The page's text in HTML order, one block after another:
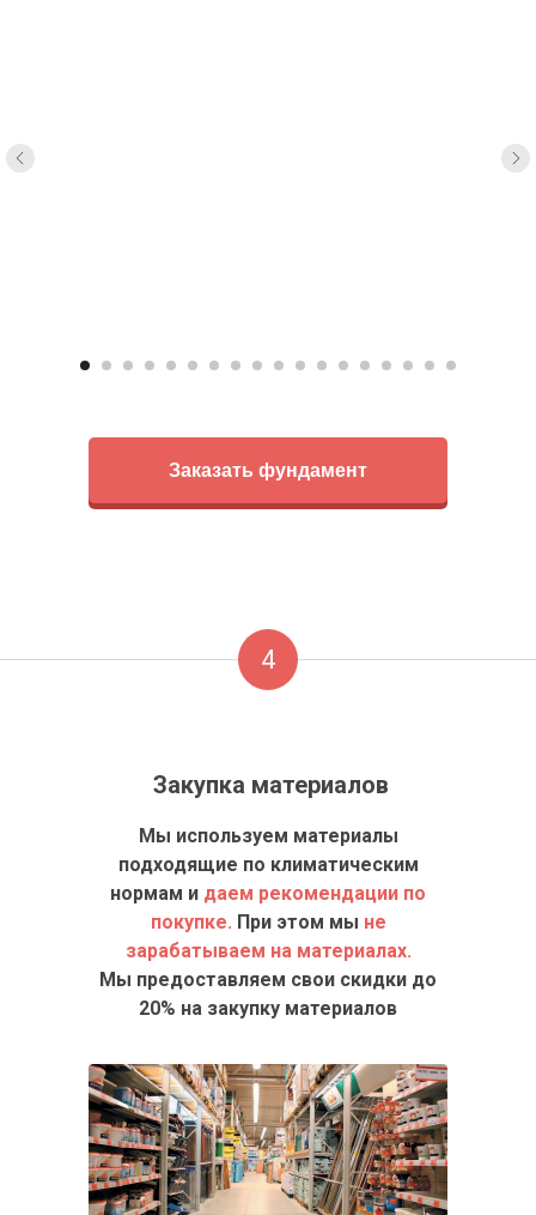
Заказать фундамент
4
Закупка материалов
Мы используем материалы
подходящие по климатическим
нормам и даем рекомендации по
покупке. При этом мы не
зарабатываем на материалах.
Мы предоставляем свои скидки до
20% на закупку материалов